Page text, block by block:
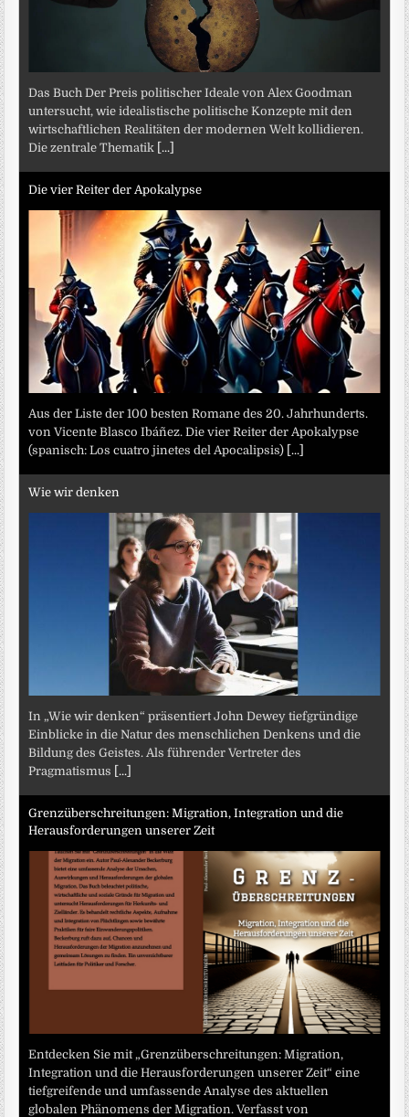
Das Buch Der Preis politischer Ideale von Alex Goodman
untersucht, wie idealistische politische Konzepte mit den
wirtschaftlichen Realitäten der modernen Welt kollidieren.
Die zentrale Thematik [...]
Die vier Reiter der Apokalypse
Aus der Liste der 100 besten Romane des 20. Jahrhunderts.
von Vicente Blasco Ibáñez. Die vier Reiter der Apokalypse
(spanisch: Los cuatro jinetes del Apocalipsis) [...]
Wie wir denken
In „Wie wir denken“ präsentiert John Dewey tiefgründige
Einblicke in die Natur des menschlichen Denkens und die
Bildung des Geistes. Als führender Vertreter des
Pragmatismus [...]
Grenzüberschreitungen: Migration, Integration und die
Herausforderungen unserer Zeit
Entdecken Sie mit „Grenzüberschreitungen: Migration,
Integration und die Herausforderungen unserer Zeit“ eine
tiefgreifende und umfassende Analyse des aktuellen
globalen Phänomens der Migration. Verfasst von